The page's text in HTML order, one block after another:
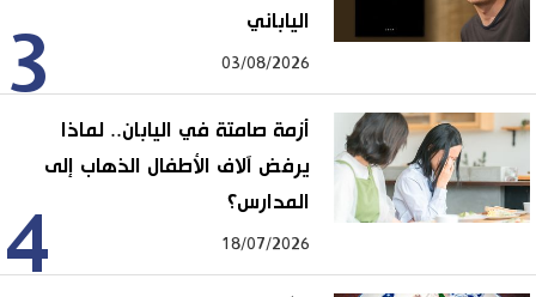
3
الياباني
03/08/2026
4
أزمة صامتة في اليابان.. لماذا
يرفض آلاف الأطفال الذهاب إلى
المدارس؟
18/07/2026